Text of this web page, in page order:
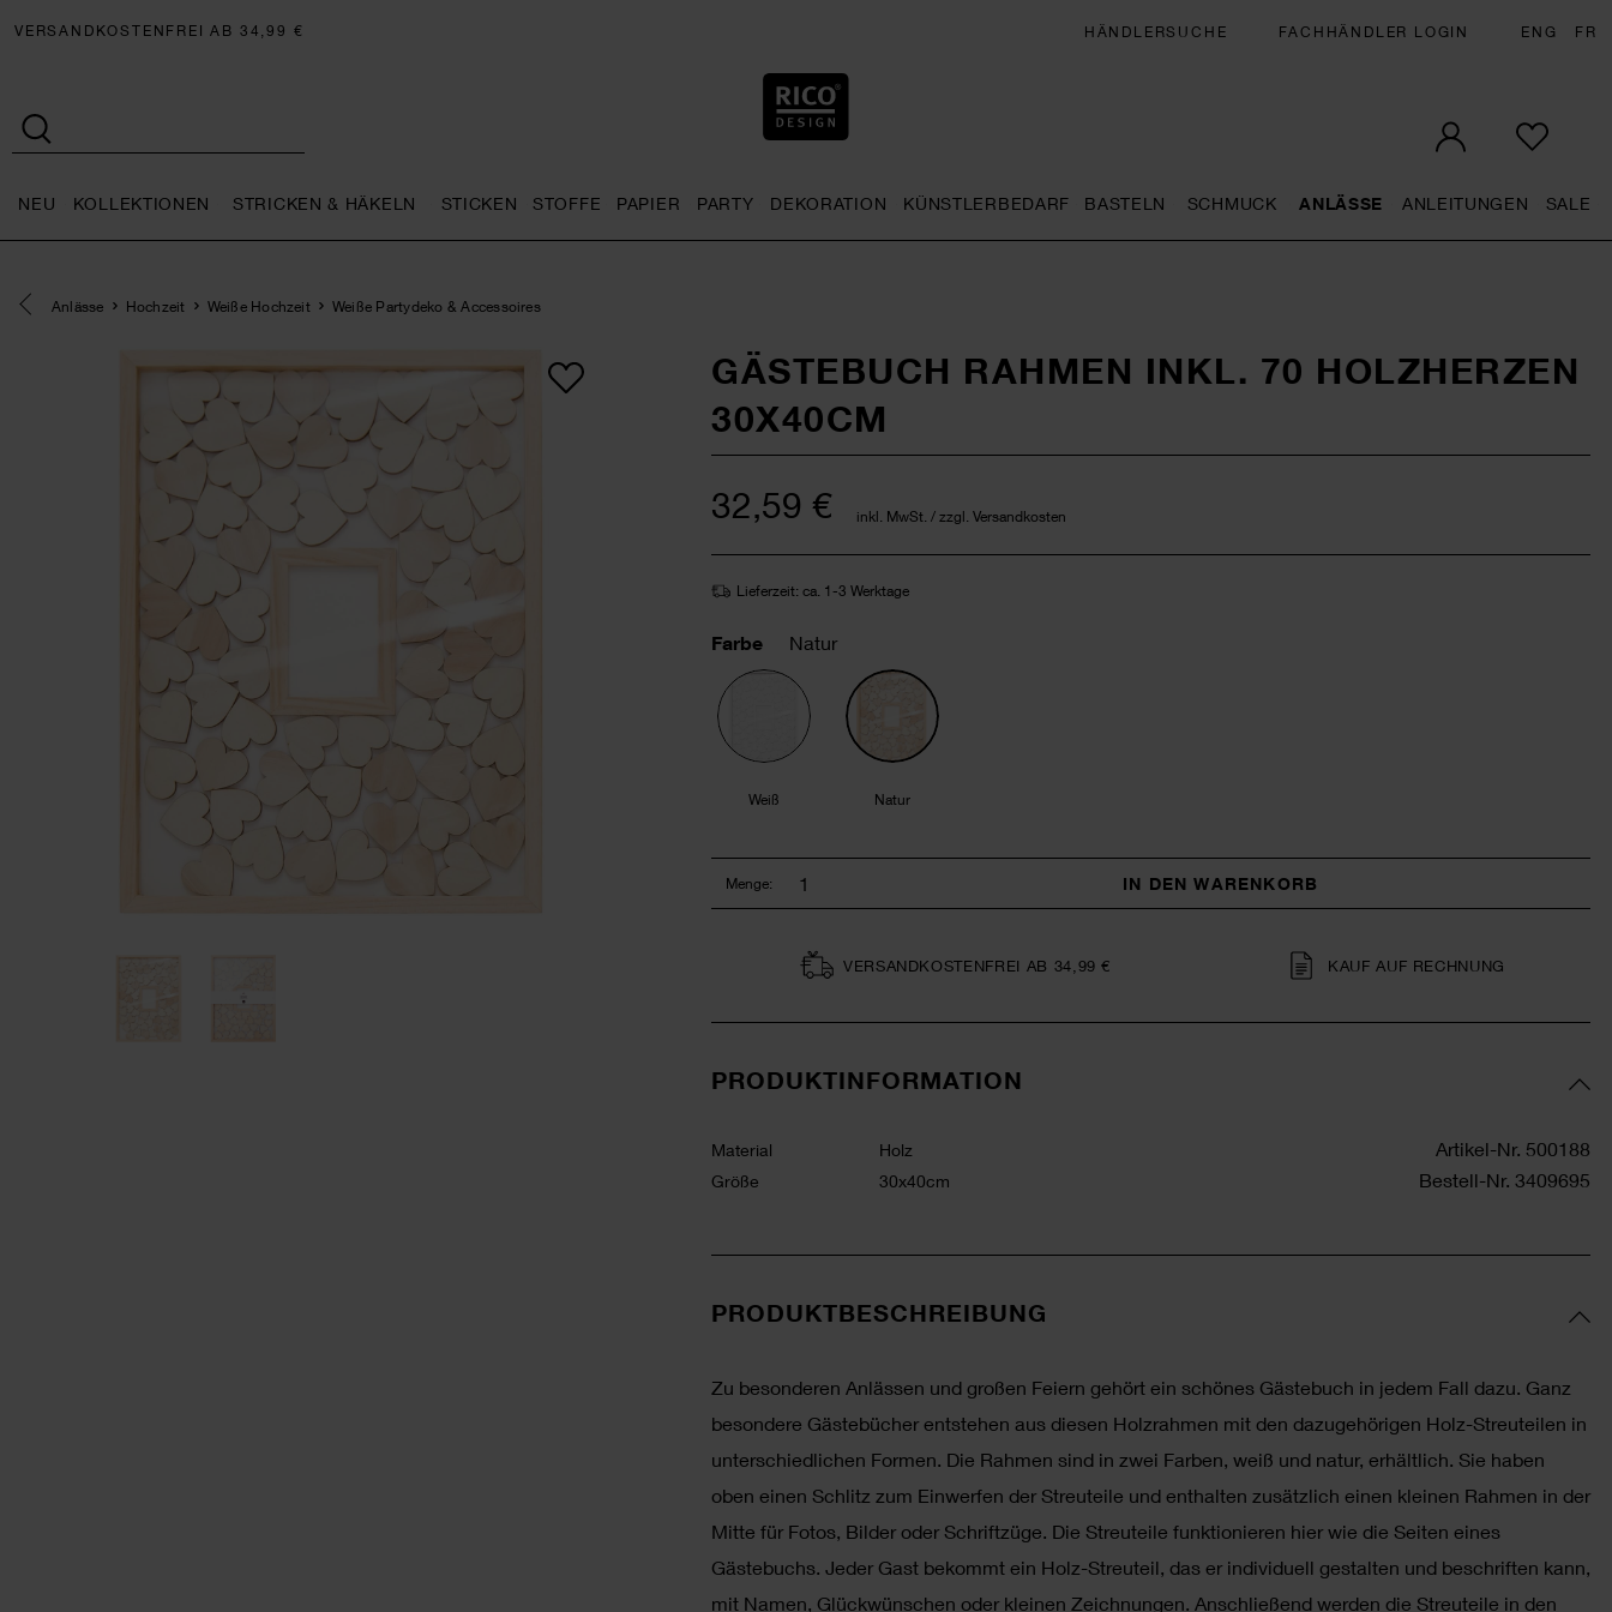
VERSANDKOSTENFREI AB 34,99 € HÄNDLERSUCHE FACHHÄNDLER LOGIN ENG FR
NEU KOLLEKTIONEN STRICKEN & HÄKELN STICKEN STOFFE PAPIER PARTY DEKORATION KÜNSTLERBEDARF BASTELN SCHMUCK ANLÄSSE ANLEITUNGEN SALE
Eine Kategorie zurück navigieren
Anlässe Hochzeit Weiße Hochzeit Weiße Partydeko & Accessoires
GÄSTEBUCH RAHMEN INKL. 70 HOLZHERZEN
30X40CM
32,59 € inkl. MwSt. / zzgl. Versandkosten
Lieferzeit: ca. 1-3 Werktage
Farbe Natur
Weiß Natur
Menge: IN DEN WARENKORB
VERSAND­KOSTEN­FREI AB 34,99 € KAUF AUF RECHNUNG
PRODUKTINFORMATION
Material
Holz
Größe
30x40cm
Artikel-Nr. 500188
Bestell-Nr. 3409695
PRODUKTBESCHREIBUNG
Zu besonderen Anlässen und großen Feiern gehört ein schönes Gästebuch in jedem Fall dazu. Ganz
besondere Gästebücher entstehen aus diesen Holzrahmen mit den dazugehörigen Holz-Streuteilen in
unterschiedlichen Formen. Die Rahmen sind in zwei Farben, weiß und natur, erhältlich. Sie haben
oben einen Schlitz zum Einwerfen der Streuteile und enthalten zusätzlich einen kleinen Rahmen in der
Mitte für Fotos, Bilder oder Schriftzüge. Die Streuteile funktionieren hier wie die Seiten eines
Gästebuchs. Jeder Gast bekommt ein Holz-Streuteil, das er individuell gestalten und beschriften kann,
mit Namen, Glückwünschen oder kleinen Zeichnungen. Anschließend werden die Streuteile in den